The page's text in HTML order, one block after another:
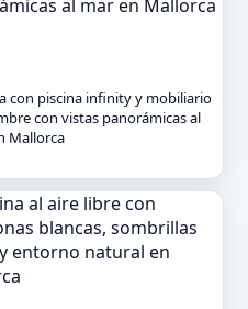
con piscina infinity y mobiliario
con vistas panorámicas al
Mallorca